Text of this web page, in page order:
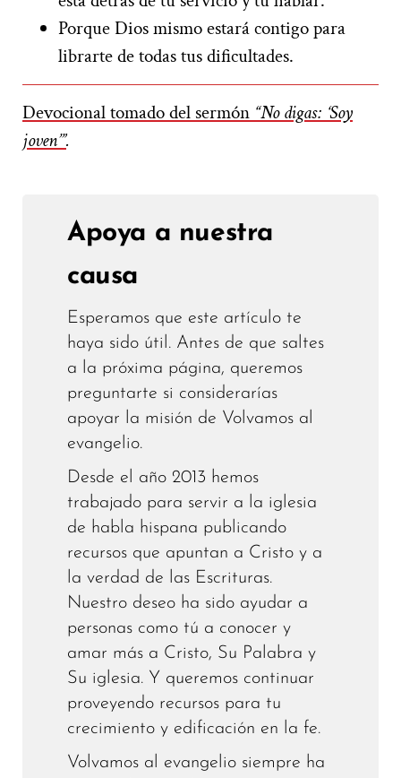
Porque Dios mismo estará contigo para
librarte de todas tus dificultades.
Devocional tomado del sermón “No digas: ‘Soy
joven’”.
Apoya a nuestra
causa
Esperamos que este artículo te
haya sido útil. Antes de que saltes
a la próxima página, queremos
preguntarte si considerarías
apoyar la misión de Volvamos al
evangelio.
Desde el año 2013 hemos
trabajado para servir a la iglesia
de habla hispana publicando
recursos que apuntan a Cristo y a
la verdad de las Escrituras.
Nuestro deseo ha sido ayudar a
personas como tú a conocer y
amar más a Cristo, Su Palabra y
Su iglesia. Y queremos continuar
proveyendo recursos para tu
crecimiento y edificación en la fe.
Volvamos al evangelio siempre ha